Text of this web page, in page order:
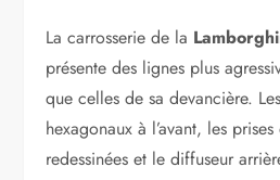
La carrosserie de la
présente des lignes plus
que celles de sa devancière.
hexagonaux à l’avant, les prises
redessinées et le diffuseur